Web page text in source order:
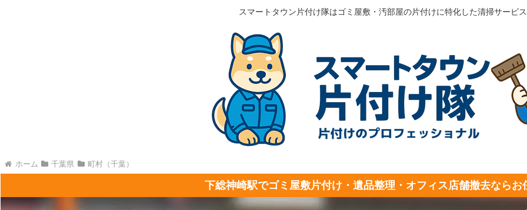
スマートタウン片付け隊はゴミ屋敷・汚部屋の片付けに特化した清掃サービ
ホーム 千葉県 町村（千葉）
下総神崎駅でゴミ屋敷片付け・遺品整理・オフィス店舗撤去ならお